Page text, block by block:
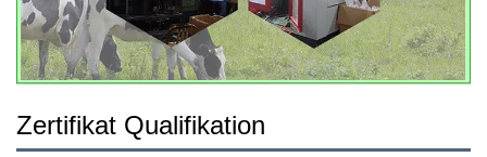
Zertifikat Qualifikation